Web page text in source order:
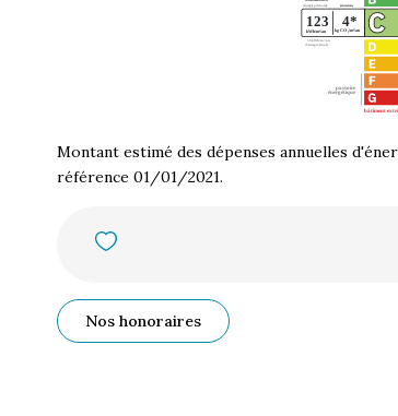
Montant estimé des dépenses annuelles
référence 01/01/2021.
Nos honoraires